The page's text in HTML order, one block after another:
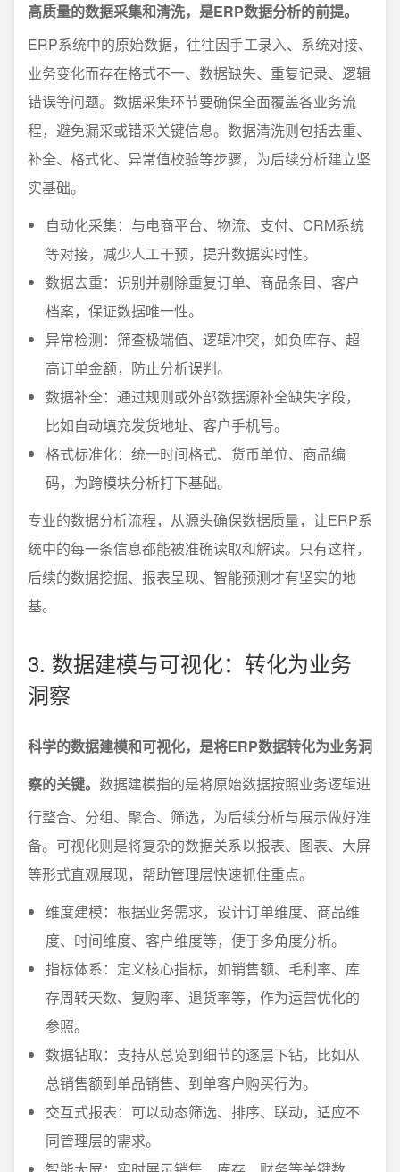
高质量的数据采集和清洗，是ERP数据分析的前提。
ERP系统中的原始数据，往往因手工录入、系统对接、
业务变化而存在格式不一、数据缺失、重复记录、逻辑
错误等问题。数据采集环节要确保全面覆盖各业务流
程，避免漏采或错采关键信息。数据清洗则包括去重、
补全、格式化、异常值校验等步骤，为后续分析建立坚
实基础。
自动化采集：与电商平台、物流、支付、CRM系统
等对接，减少人工干预，提升数据实时性。
数据去重：识别并剔除重复订单、商品条目、客户
档案，保证数据唯一性。
异常检测：筛查极端值、逻辑冲突，如负库存、超
高订单金额，防止分析误判。
数据补全：通过规则或外部数据源补全缺失字段，
比如自动填充发货地址、客户手机号。
格式标准化：统一时间格式、货币单位、商品编
码，为跨模块分析打下基础。
专业的数据分析流程，从源头确保数据质量，让ERP系
统中的每一条信息都能被准确读取和解读。只有这样，
后续的数据挖掘、报表呈现、智能预测才有坚实的地
基。
3. 数据建模与可视化：转化为业务
洞察
科学的数据建模和可视化，是将ERP数据转化为业务洞
察的关键。 数据建模指的是将原始数据按照业务逻辑进
行整合、分组、聚合、筛选，为后续分析与展示做好准
备。可视化则是将复杂的数据关系以报表、图表、大屏
等形式直观展现，帮助管理层快速抓住重点。
维度建模：根据业务需求，设计订单维度、商品维
度、时间维度、客户维度等，便于多角度分析。
指标体系：定义核心指标，如销售额、毛利率、库
存周转天数、复购率、退货率等，作为运营优化的
参照。
数据钻取：支持从总览到细节的逐层下钻，比如从
总销售额到单品销售、到单客户购买行为。
交互式报表：可以动态筛选、排序、联动，适应不
同管理层的需求。